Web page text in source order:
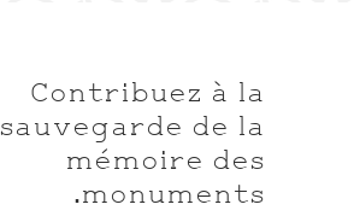
Contribuez à la
sauvegarde de la
mémoire des
monuments.